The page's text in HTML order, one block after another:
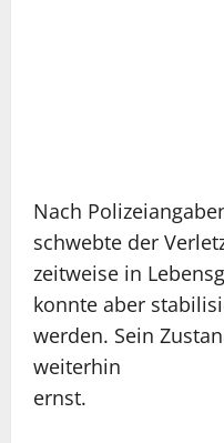
Nach
schwebte der
zeitweise in
konnte aber
werden. Sein
weiterhin
ernst.